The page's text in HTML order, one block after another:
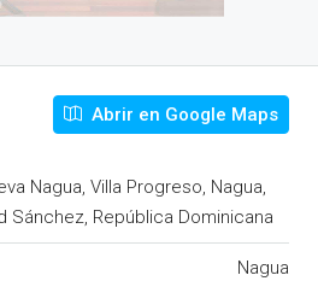
Abrir en Google Maps
Nagua, Villa Progreso, Nagua,
Sánchez, República Dominicana
Nagua